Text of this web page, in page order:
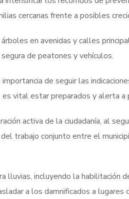
cercanas frente a posibles
en avenidas y calles
de peatones y vehículos.
de seguir las
vital estar preparados y alerta a
activa de la ciudadanía, al
trabajo conjunto entre el
incluyendo la habilitación
a los damnificados a lugares